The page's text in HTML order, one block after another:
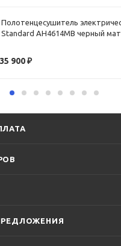
Полотенцесушитель
Standard AH4614MB черный
35 900₽